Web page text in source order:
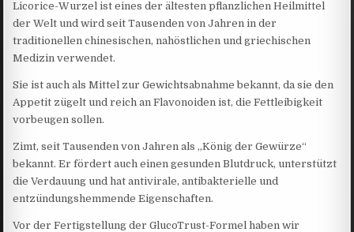
Licorice-Wurzel ist eines der ältesten pflanzlichen Heilmittel
der Welt und wird seit Tausenden von Jahren in der
traditionellen chinesischen, nahöstlichen und griechischen
Medizin verwendet.
Sie ist auch als Mittel zur Gewichtsabnahme bekannt, da sie den
Appetit zügelt und reich an Flavonoiden ist, die Fettleibigkeit
vorbeugen sollen.
Zimt, seit Tausenden von Jahren als „König der Gewürze“
bekannt. Er fördert auch einen gesunden Blutdruck, unterstützt
die Verdauung und hat antivirale, antibakterielle und
entzündungshemmende Eigenschaften.
Vor der Fertigstellung der GlucoTrust-Formel haben wir